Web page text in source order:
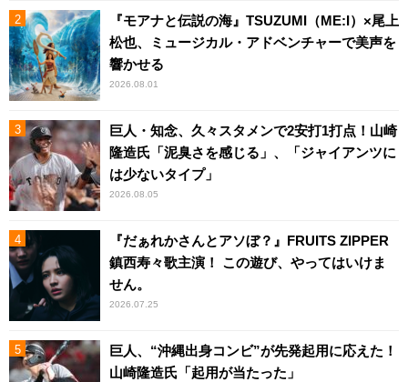
『モアナと伝説の海』TSUZUMI（ME:I）×尾上
松也、ミュージカル・アドベンチャーで美声を
響かせる
2026.08.01
巨人・知念、久々スタメンで2安打1打点！山崎
隆造氏「泥臭さを感じる」、「ジャイアンツに
は少ないタイプ」
2026.08.05
『だぁれかさんとアソぼ？』FRUITS ZIPPER
鎮西寿々歌主演！ この遊び、やってはいけま
せん。
2026.07.25
巨人、“沖縄出身コンビ”が先発起用に応えた！
山崎隆造氏「起用が当たった」